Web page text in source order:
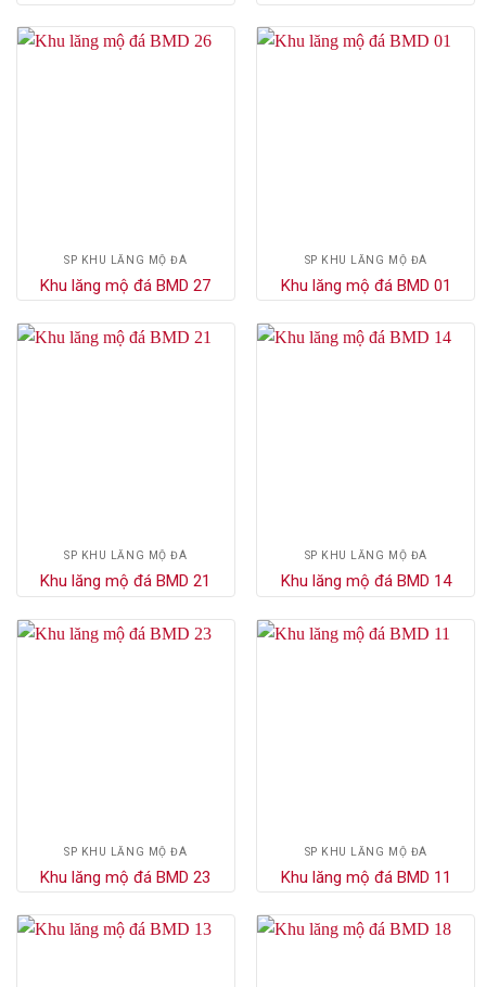
SP KHU LĂNG MỘ ĐÁ
Khu lăng mộ đá BMD 27
SP KHU LĂNG MỘ ĐÁ
Khu lăng mộ đá BMD 01
SP KHU LĂNG MỘ ĐÁ
Khu lăng mộ đá BMD 21
SP KHU LĂNG MỘ ĐÁ
Khu lăng mộ đá BMD 14
SP KHU LĂNG MỘ ĐÁ
Khu lăng mộ đá BMD 23
SP KHU LĂNG MỘ ĐÁ
Khu lăng mộ đá BMD 11